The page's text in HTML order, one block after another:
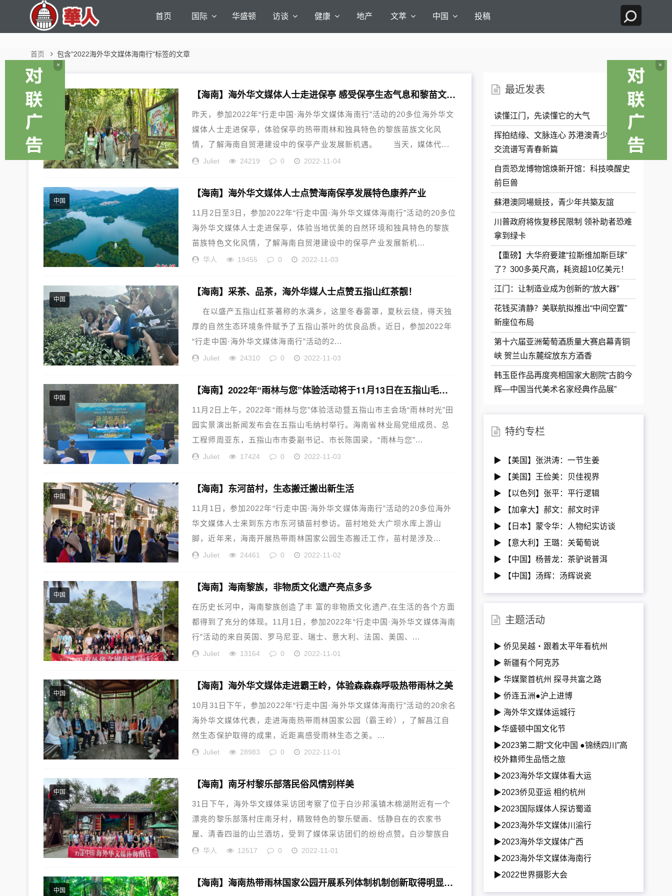
首页 国际 华盛顿 访谈 健康 地产 文萃 中国 投稿
首页 包含"2022海外华文媒体海南行"标签的文章
中国
【海南】海外华文媒体人士走进保亭 感受保亭生态气息和黎苗文化底蕴
昨天，参加2022年“行走中国·海外华文媒体海南行”活动的20多位海外华文
媒体人士走进保亭，体验保亭的热带雨林和独具特色的黎族苗族文化风
情，了解海南自贸港建设中的保亭产业发展新机遇。 当天，媒体代...
Juliet 24219 0 2022-11-04
中国
【海南】海外华文媒体人士点赞海南保亭发展特色康养产业
11月2日至3日，参加2022年“行走中国·海外华文媒体海南行”活动的20多位
海外华文媒体人士走进保亭，体验当地优美的自然环境和独具特色的黎族
苗族特色文化风情，了解海南自贸港建设中的保亭产业发展新机...
华人 19455 0 2022-11-03
中国
【海南】采茶、品茶，海外华媒人士点赞五指山红茶靓！
在以盛产五指山红茶著称的水满乡，这里冬春雾罩，夏秋云绕，得天独
厚的自然生态环境条件赋予了五指山茶叶的优良品质。近日，参加2022年
“行走中国·海外华文媒体海南行”活动的2...
Juliet 24310 0 2022-11-03
中国
【海南】2022年“雨林与您”体验活动将于11月13日在五指山毛纳村开幕
11月2日上午，2022年“雨林与您”体验活动暨五指山市主会场“雨林时光”田
园实景演出新闻发布会在五指山毛纳村举行。海南省林业局党组成员、总
工程师周亚东，五指山市市委副书记、市长陈国梁，“雨林与您”...
Juliet 17424 0 2022-11-03
中国
【海南】东河苗村，生态搬迁搬出新生活
11月1日，参加2022年“行走中国·海外华文媒体海南行”活动的20多位海外
华文媒体人士来到东方市东河镇苗村参访。苗村地处大广坝水库上游山
脚，近年来，海南开展热带雨林国家公园生态搬迁工作，苗村是涉及...
Juliet 24461 0 2022-11-02
中国
【海南】海南黎族，非物质文化遗产亮点多多
在历史长河中，海南黎族创造了丰 富的非物质文化遗产,在生活的各个方面
都得到了充分的体现。11月1日，参加2022年“行走中国·海外华文媒体海南
行”活动的来自英国、罗马尼亚、瑞士、意大利、法国、美国、...
Juliet 13164 0 2022-11-01
中国
【海南】海外华文媒体走进霸王岭，体验森森森呼吸热带雨林之美
10月31日下午，参加2022年“行走中国·海外华文媒体海南行”活动的20余名
海外华文媒体代表，走进海南热带雨林国家公园（霸王岭），了解昌江自
然生态保护取得的成果，近距离感受雨林生态之美。...
Juliet 28983 0 2022-11-01
中国
【海南】南牙村黎乐部落民俗风情别样美
31日下午，海外华文媒体采访团考察了位于白沙邦溪镇木棉湖附近有一个
漂亮的黎乐部落村庄南牙村，精致特色的黎乐壁画、恬静自在的农家书
屋、清香四溢的山兰酒坊，受到了媒体采访团们的纷纷点赞。白沙黎族自
治县政...
华人 12517 0 2022-11-01
中国
【海南】海南热带雨林国家公园开展系列体制机制创新取得明显成效
最近发表
读懂江门，先读懂它的大气
挥拍结缘、文脉连心 苏港澳青少年体育
交流谱写青春新篇
自贡恐龙博物馆焕新开馆：科技唤醒史
前巨兽
蘇港澳同場競技，青少年共築友誼
川普政府将恢复移民限制 领补助者恐难
拿到绿卡
【重磅】大华府要建“拉斯维加斯巨球”
了？300多英尺高，耗资超10亿美元！
江门：让制造业成为创新的“放大器”
花钱买清静？美联航拟推出“中间空置”
新座位布局
第十六届亚洲葡萄酒质量大赛启幕青铜
峡 贺兰山东麓绽放东方酒香
韩玉臣作品再度亮相国家大剧院“古韵今
辉—中国当代美术名家经典作品展”
特约专栏
▶ 【美国】张洪涛：一节生姜
▶ 【美国】王俭美：贝佳视界
▶ 【以色列】张平：平行逻辑
▶ 【加拿大】郝文：郝文时评
▶ 【日本】蒙令华：人物纪实访谈
▶ 【意大利】王璐：关葡萄说
▶ 【中国】杨普龙：茶驴说普洱
▶ 【中国】汤辉：汤辉说瓷
主题活动
▶ 侨见吴越・跟着太平年看杭州
▶ 新疆有个阿克苏
▶ 华媒聚首杭州 探寻共富之路
▶ 侨连五洲●沪上进博
▶ 海外华文媒体运城行
▶华盛顿中国文化节
▶2023第二期“文化中国 ●锦绣四川”高
校外籍师生品悟之旅
▶2023海外华文媒体看大运
▶2023侨见亚运 相约杭州
▶2023国际媒体人探访蜀道
▶2023海外华文媒体川渝行
▶2023海外华文媒体广西
▶2023海外华文媒体海南行
▶2022世界摄影大会
× ×